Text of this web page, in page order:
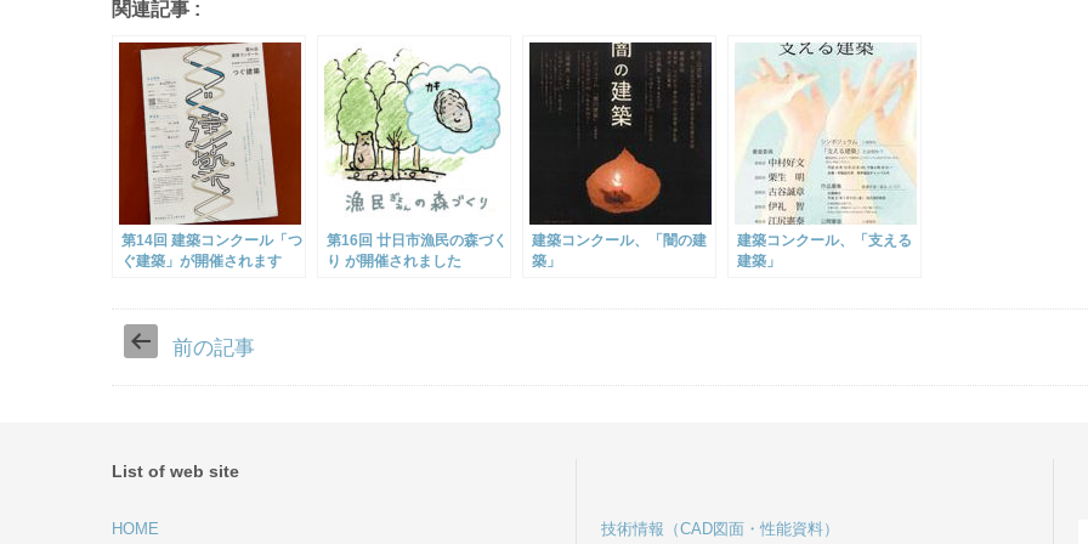
関連記事 :
第14回 建築コンクール「つ
ぐ建築」が開催されます
第16回 廿日市漁民の森づく
り が開催されました
建築コンクール、「闇の建
築」
建築コンクール、「支える
建築」
前の記事
List of web site
HOME 技術情報（CAD図面・性能資料）